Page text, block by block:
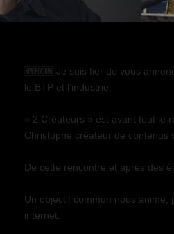
🆕🆕🆕 Je suis fier de vous
le BTP et l’industrie.
« 2 Créateurs » est avant tout le
Christophe créateur de contenus
De cette rencontre et après des
Un objectif commun nous
internet.